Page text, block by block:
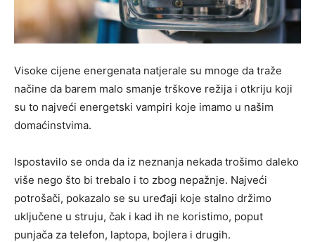
Visoke cijene energenata natjerale su mnoge da traže
načine da barem malo smanje trškove režija i otkriju koji
su to najveći energetski vampiri koje imamo u našim
domaćinstvima.
Ispostavilo se onda da iz neznanja nekada trošimo daleko
više nego što bi trebalo i to zbog nepažnje. Najveći
potrošači, pokazalo se su uređaji koje stalno držimo
uključene u struju, čak i kad ih ne koristimo, poput
punjača za telefon, laptopa, bojlera i drugih.